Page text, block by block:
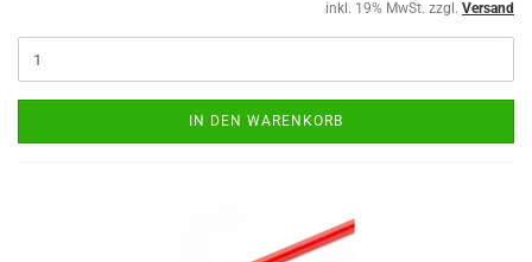
inkl. 19% MwSt. zzgl. Versand
IN DEN WARENKORB